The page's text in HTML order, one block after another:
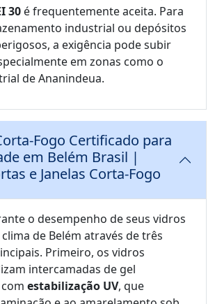
30 é frequentemente aceita. Para
industrial ou depósitos
a exigência pode subir
em zonas como o
de Ananindeua.
Fogo Certificado para
em Belém Brasil |
e Janelas Corta-Fogo
o desempenho de seus vidros
de Belém através de três
Primeiro, os vidros
intercamadas de gel
estabilização UV, que